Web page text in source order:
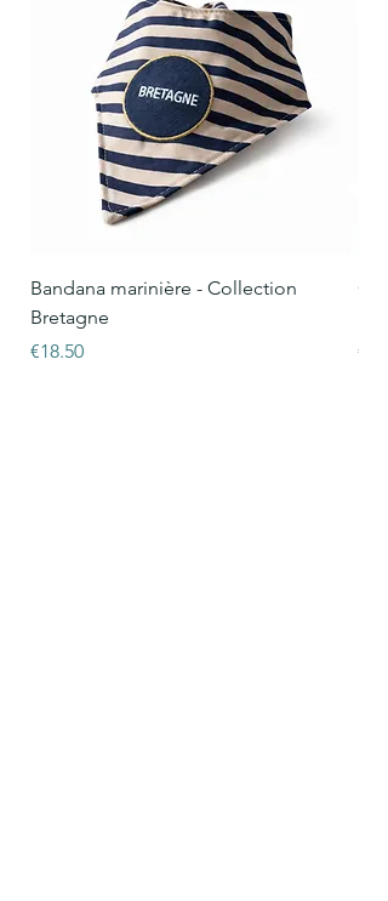
Bandana marinière - Collection
Bretagne
Price
€18.50
Price